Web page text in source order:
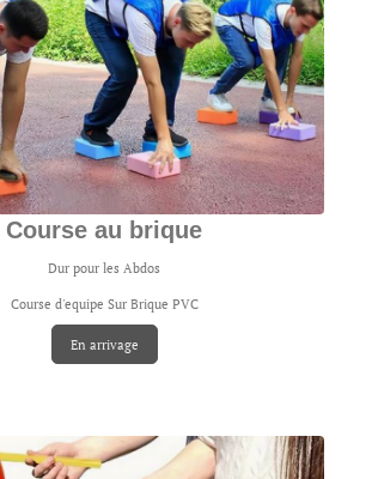
Course au brique
Dur pour les Abdos
Course d'equipe Sur Brique PVC
En arrivage